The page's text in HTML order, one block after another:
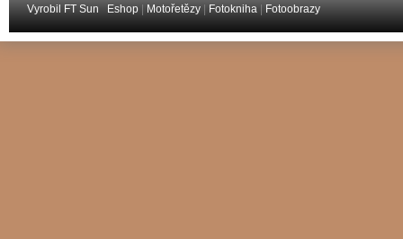
Vyrobil FT Sun Eshop | Motořetězy | Fotokniha | Fotoobrazy